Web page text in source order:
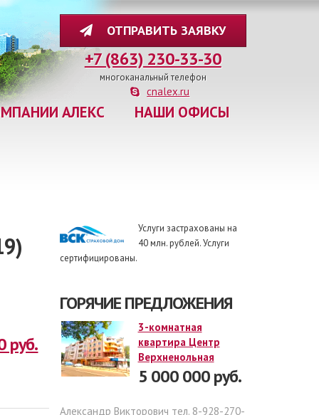
ОТПРАВИТЬ ЗАЯВКУ
+7 (863) 230-33-30
многоканальный телефон
cnalex.ru
АЛЕКС
НАШИ ОФИСЫ
руб.
Услуги застрахованы на
40 млн. рублей. Услуги
сертифицированы.
ГОРЯЧИЕ ПРЕДЛОЖЕНИЯ
3-комнатная
квартира Центр
Верхненольная
5 000 000 руб.
Александр Викторович тел. 8-928-270-